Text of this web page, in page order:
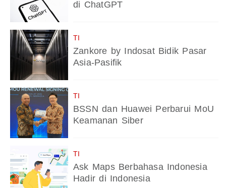
di ChatGPT
TI
Zankore by Indosat Bidik Pasar
Asia-Pasifik
TI
BSSN dan Huawei Perbarui MoU
Keamanan Siber
TI
Ask Maps Berbahasa Indonesia
Hadir di Indonesia